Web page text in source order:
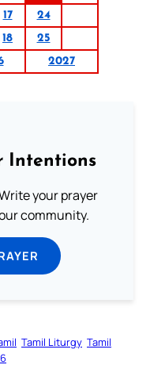
17
24
18
25
2027
Intentions
your prayer
community.
Tamil Liturgy Tamil